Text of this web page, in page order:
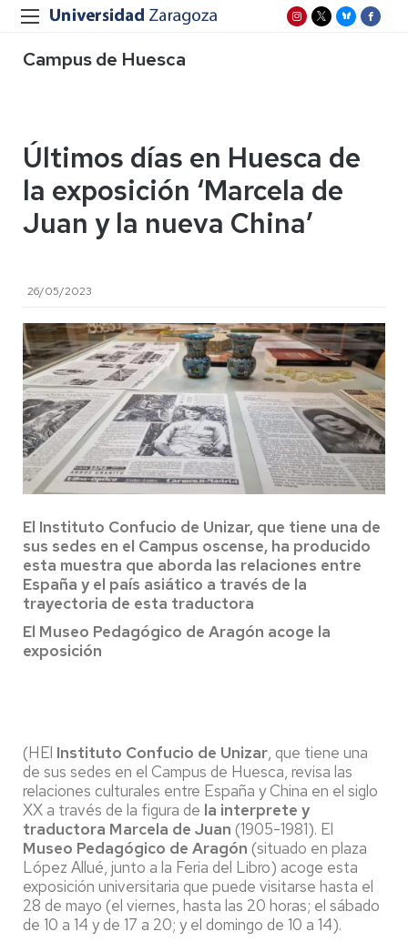
Campus de Huesca
Últimos días en Huesca de
la exposición ‘Marcela de
Juan y la nueva China’
26/05/2023
El Instituto Confucio de Unizar, que tiene una de
sus sedes en el Campus oscense, ha producido
esta muestra que aborda las relaciones entre
España y el país asiático a través de la
trayectoria de esta traductora
El Museo Pedagógico de Aragón acoge la
exposición
(HEl Instituto Confucio de Unizar, que tiene una
de sus sedes en el Campus de Huesca, revisa las
relaciones culturales entre España y China en el siglo
XX a través de la figura de la interprete y
traductora Marcela de Juan (1905-1981). El
Museo Pedagógico de Aragón (situado en plaza
López Allué, junto a la Feria del Libro) acoge esta
exposición universitaria que puede visitarse hasta el
28 de mayo (el viernes, hasta las 20 horas; el sábado
de 10 a 14 y de 17 a 20; y el domingo de 10 a 14).